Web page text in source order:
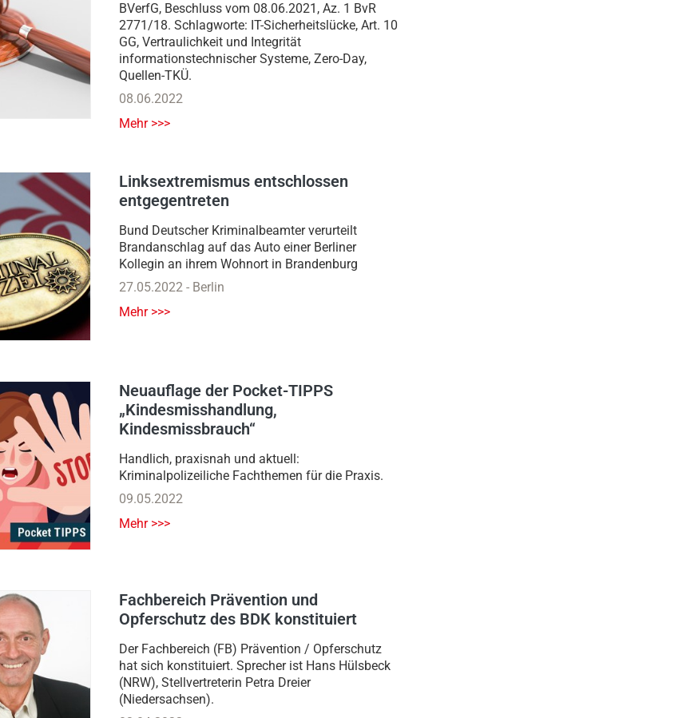
BVerfG, Beschluss vom 08.06.2021, Az. 1 BvR
2771/18. Schlagworte: IT-Sicherheitslücke, Art. 10
GG, Vertraulichkeit und Integrität
informationstechnischer Systeme, Zero-Day,
Quellen-TKÜ.
08.06.2022
Mehr >>>
Linksextremismus entschlossen
entgegentreten
Bund Deutscher Kriminalbeamter verurteilt
Brandanschlag auf das Auto einer Berliner
Kollegin an ihrem Wohnort in Brandenburg
27.05.2022 - Berlin
Mehr >>>
Neuauflage der Pocket-TIPPS
„Kindesmisshandlung,
Kindesmissbrauch“
Handlich, praxisnah und aktuell:
Kriminalpolizeiliche Fachthemen für die Praxis.
09.05.2022
Mehr >>>
Fachbereich Prävention und
Opferschutz des BDK konstituiert
Der Fachbereich (FB) Prävention / Opferschutz
hat sich konstituiert. Sprecher ist Hans Hülsbeck
(NRW), Stellvertreterin Petra Dreier
(Niedersachsen).